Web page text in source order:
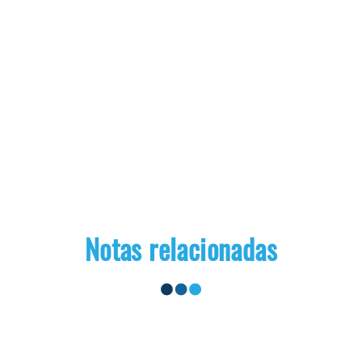
Notas relacionadas